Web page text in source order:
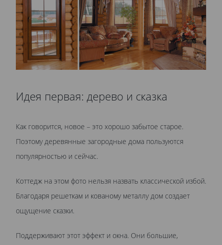
Идея первая: дерево и сказка
Как говорится, новое – это хорошо забытое старое.
Поэтому деревянные загородные дома пользуются
популярностью и сейчас.
Коттедж на этом фото нельзя назвать классической избой.
Благодаря решеткам и кованому металлу дом создает
ощущение сказки.
Поддерживают этот эффект и окна. Они большие,